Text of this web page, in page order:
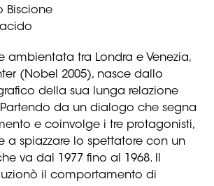
Biscione
ambientata tra Londra e Venezia,
(Nobel 2005), nasce dallo
della sua lunga relazione
da un dialogo che segna
e coinvolge i tre protagonisti,
a spiazzare lo spettatore con un
va dal 1977 fino al 1968. Il
il comportamento di